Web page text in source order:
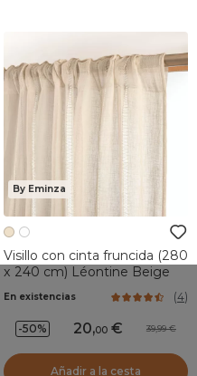
By Eminza
Visillo con cinta fruncida (280
x 240 cm) Léontine Beige
En existencias (4)
-50% 20,00 39,99
Añadir a la cesta